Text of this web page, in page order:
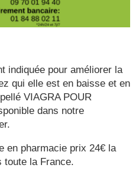
indiquée pour améliorer la
qui elle est en baisse et en
VIAGRA POUR
dans notre
en pharmacie prix 24€ la
toute la France.